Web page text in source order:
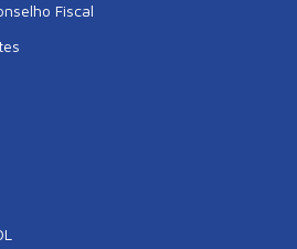
Fiscal